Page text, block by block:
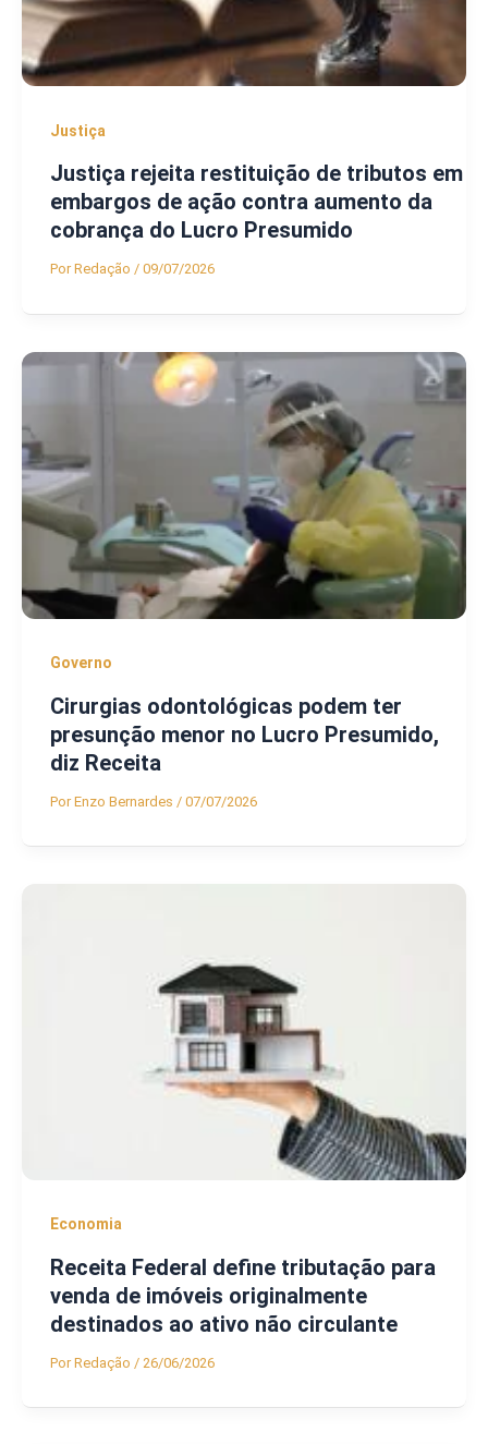
Justiça
Justiça rejeita restituição de tributos em
embargos de ação contra aumento da
cobrança do Lucro Presumido
PorRedação / 09/07/2026
Governo
Cirurgias odontológicas podem ter
presunção menor no Lucro Presumido,
diz Receita
PorEnzo Bernardes / 07/07/2026
Economia
Receita Federal define tributação para
venda de imóveis originalmente
destinados ao ativo não circulante
PorRedação / 26/06/2026